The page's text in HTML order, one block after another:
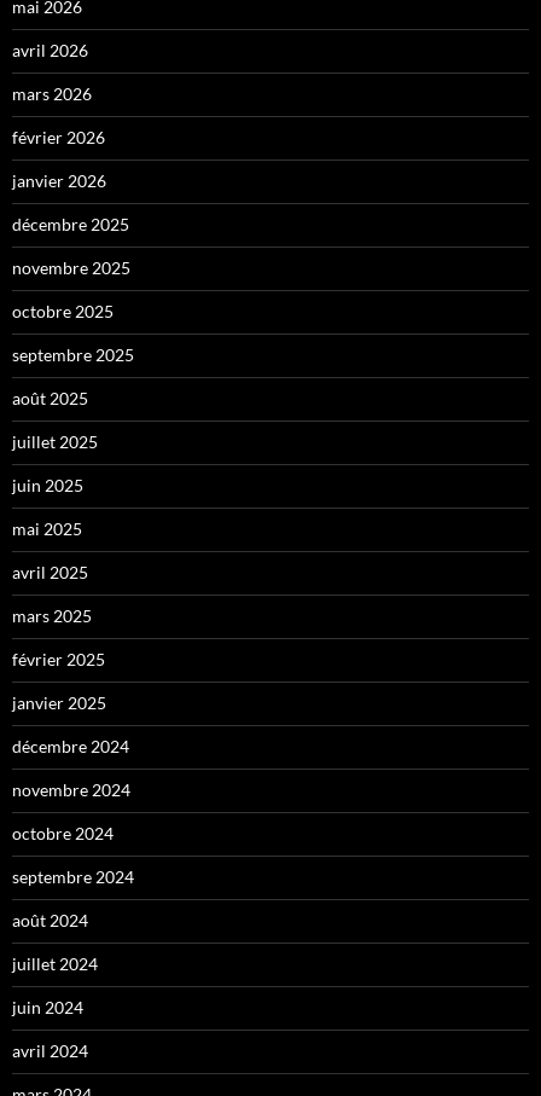
mai 2026
avril 2026
mars 2026
février 2026
janvier 2026
décembre 2025
novembre 2025
octobre 2025
septembre 2025
août 2025
juillet 2025
juin 2025
mai 2025
avril 2025
mars 2025
février 2025
janvier 2025
décembre 2024
novembre 2024
octobre 2024
septembre 2024
août 2024
juillet 2024
juin 2024
avril 2024